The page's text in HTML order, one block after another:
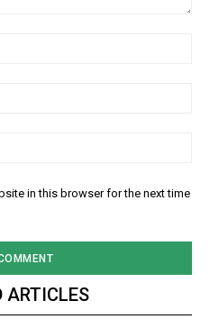
in this browser for the next time
ARTICLES